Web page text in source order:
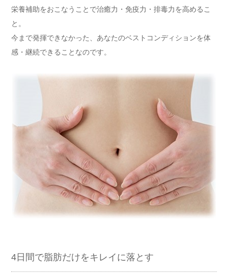
栄養補助をおこなうことで治癒力・免疫力・排毒力を高めるこ
と。
今まで発揮できなかった、あなたのベストコンディションを体
感・継続できることなのです。
4日間で脂肪だけをキレイに落とす